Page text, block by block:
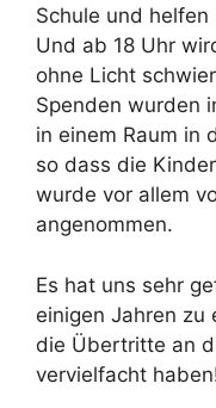
Schule und
Und ab 18 Uhr
ohne Licht
Spenden wurden
in einem Raum in
so dass die
wurde vor allem
angenommen.
Es hat uns sehr
einigen Jahren zu
die Übertritte an
vervielfacht